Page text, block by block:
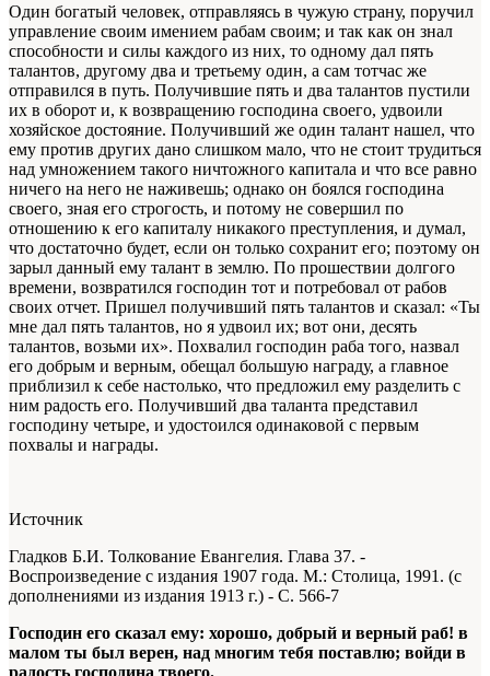
Один богатый человек, отправляясь в чужую страну, поручил
управление своим имением рабам своим; и так как он знал
способности и силы каждого из них, то одному дал пять
талантов, другому два и третьему один, а сам тотчас же
отправился в путь. Получившие пять и два талантов пустили
их в оборот и, к возвращению господина своего, удвоили
хозяйское достояние. Получивший же один талант нашел, что
ему против других дано слишком мало, что не стоит трудиться
над умножением такого ничтожного капитала и что все равно
ничего на него не наживешь; однако он боялся господина
своего, зная его строгость, и потому не совершил по
отношению к его капиталу никакого преступления, и думал,
что достаточно будет, если он только сохранит его; поэтому он
зарыл данный ему талант в землю. По прошествии долгого
времени, возвратился господин тот и потребовал от рабов
своих отчет. Пришел получивший пять талантов и сказал: «Ты
мне дал пять талантов, но я удвоил их; вот они, десять
талантов, возьми их». Похвалил господин раба того, назвал
его добрым и верным, обещал большую награду, а главное
приблизил к себе настолько, что предложил ему разделить с
ним радость его. Получивший два таланта представил
господину четыре, и удостоился одинаковой с первым
похвалы и награды.
Источник
Гладков Б.И. Толкование Евангелия. Глава 37. -
Воспроизведение с издания 1907 года. М.: Столица, 1991. (с
дополнениями из издания 1913 г.) - С. 566-7
Господин его сказал ему: хорошо, добрый и верный раб! в
малом ты был верен, над многим тебя поставлю; войди в
радость господина твоего.